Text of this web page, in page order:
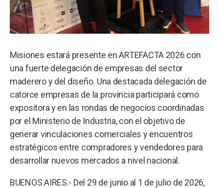
Misiones estará presente en ARTEFACTA 2026 con
una fuerte delegación de empresas del sector
maderero y del diseño. Una destacada delegación de
catorce empresas de la provincia participará como
expositora y en las rondas de negocios coordinadas
por el Ministerio de Industria, con el objetivo de
generar vinculaciones comerciales y encuentros
estratégicos entre compradores y vendedores para
desarrollar nuevos mercados a nivel nacional.
BUENOS AIRES.- Del 29 de junio al 1 de julio de 2026,